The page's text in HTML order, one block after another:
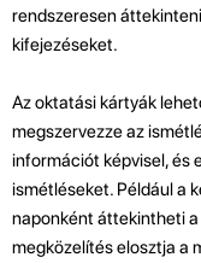
rendszeresen
kifejezéseket.
Az oktatási kártyák
megszervezze az
információt képvisel, és
ismétléseket. Például a
naponként áttekintheti a
megközelítés elosztja a